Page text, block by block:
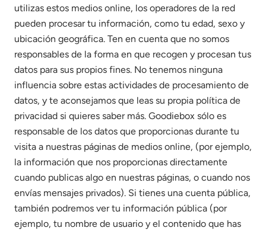
utilizas estos medios online, los operadores de la red
pueden procesar tu información, como tu edad, sexo y
ubicación geográfica. Ten en cuenta que no somos
responsables de la forma en que recogen y procesan tus
datos para sus propios fines. No tenemos ninguna
influencia sobre estas actividades de procesamiento de
datos, y te aconsejamos que leas su propia política de
privacidad si quieres saber más. Goodiebox sólo es
responsable de los datos que proporcionas durante tu
visita a nuestras páginas de medios online, (por ejemplo,
la información que nos proporcionas directamente
cuando publicas algo en nuestras páginas, o cuando nos
envías mensajes privados). Si tienes una cuenta pública,
también podremos ver tu información pública (por
ejemplo, tu nombre de usuario y el contenido que has